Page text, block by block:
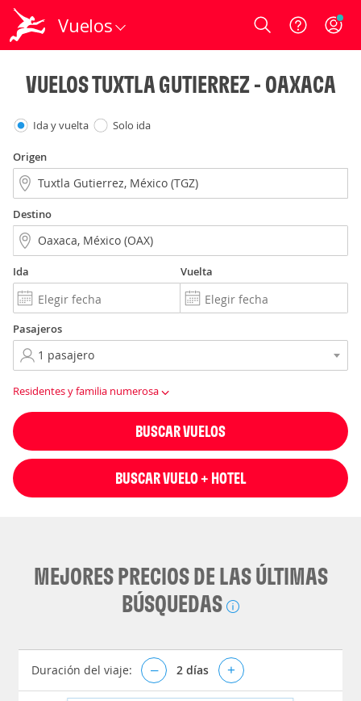
Vuelos Login
VUELOS TUXTLA GUTIERREZ - OAXACA
Ida y vuelta Solo ida
Origen
Destino
Ida Vuelta
Pasajeros
Residentes y familia numerosa
BUSCAR VUELOS
BUSCAR VUELO + HOTEL
MEJORES PRECIOS DE LAS ÚLTIMAS
BÚSQUEDAS
Duración del viaje: – 2 días +